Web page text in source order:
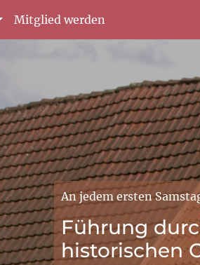
Mitglied werden
An jedem ersten
Führung
historischen